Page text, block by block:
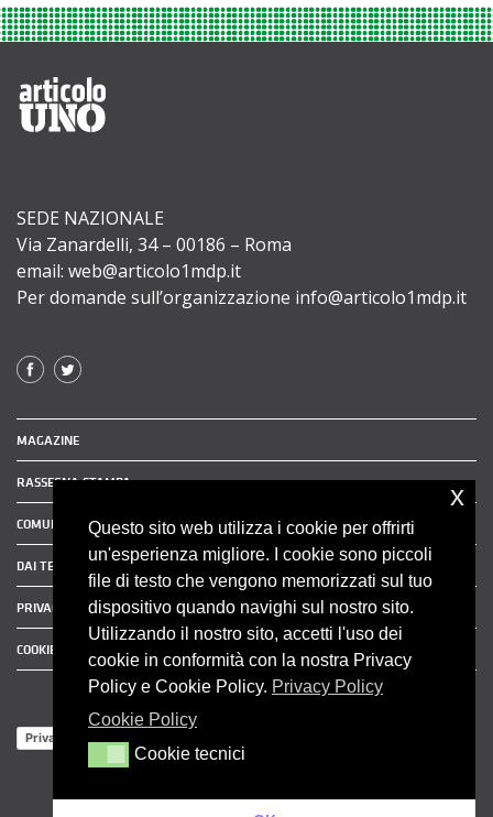
SEDE NAZIONALE
Via Zanardelli, 34 – 00186 – Roma
email: web@articolo1mdp.it
Per domande sull’organizzazione info@articolo1mdp.it
MAGAZINE
RASSEGNA STAMPA
COMUNICATI STAMPA
DAI TERRITORI
PRIVACY POLICY
COOKIE POLICY
Privacy Policy
Questo sito web utilizza i cookie per offrirti
un'esperienza migliore. I cookie sono piccoli
file di testo che vengono memorizzati sul tuo
dispositivo quando navighi sul nostro sito.
Utilizzando il nostro sito, accetti l'uso dei
cookie in conformità con la nostra Privacy
Policy e Cookie Policy. Privacy Policy
Cookie Policy
Cookie tecnici
Cookie tecnici
x